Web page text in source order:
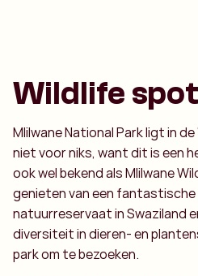
Wildlife
Mlilwane National Park ligt in de
niet voor niks, want dit is een
ook wel bekend als Mlilwane
genieten van een
natuurreservaat in Swaziland
diversiteit in dieren- en
park om te bezoeken.